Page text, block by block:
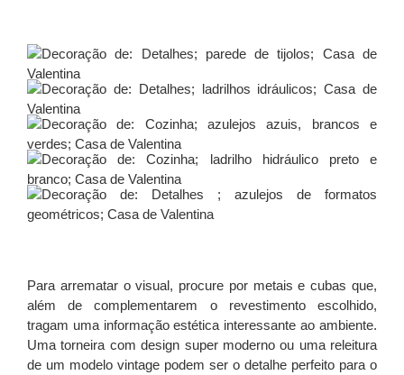
Para arrematar o visual, procure por metais e cubas que,
além de complementarem o revestimento escolhido,
tragam uma informação estética interessante ao ambiente.
Uma torneira com design super moderno ou uma releitura
de um modelo vintage podem ser o detalhe perfeito para o